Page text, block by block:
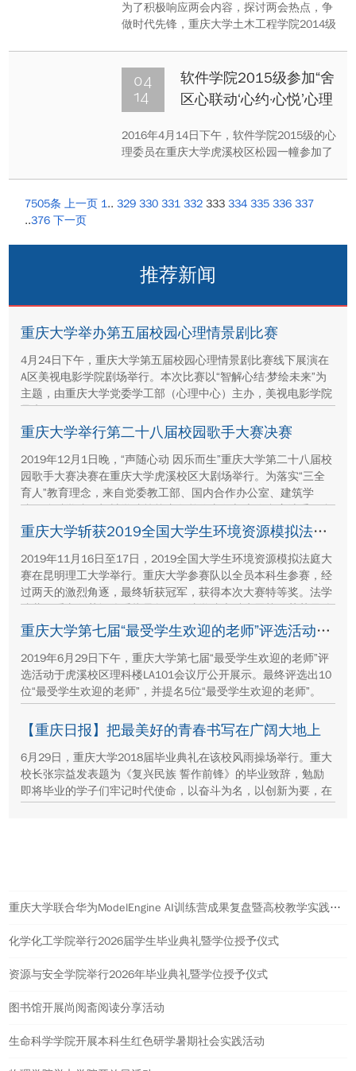
为了积极响应两会内容，探讨两会热点，争
做时代先锋，重庆大学土木工程学院2014级
习，再总结研讨的方式，在加深了成员对两
会的了解的同时也增进了互相的感情。最终
大家都收获颇丰。
04
14
软件学院2015级参加“舍
区心联动‘心约·心悦’心理
2016年4月14日下午，软件学院2015级的心
理委员在重庆大学虎溪校区松园一幢参加了
好地与老师们合作，更好地为同学们排忧解
7505条 上一页 1..329 330 331 332 333 334 335 336 337
..376 下一页
推荐新闻
重庆大学举办第五届校园心理情景剧比赛
4月24日下午，重庆大学第五届校园心理情景剧比赛线下展演在
A区美视电影学院剧场举行。本次比赛以“智解心结·梦绘未来”为
主题，由重庆大学党委学工部（心理中心）主办，美视电影学院
承办。
重庆大学举行第二十八届校园歌手大赛决赛
2019年12月1日晚，“声随心动 因乐而生”重庆大学第二十八届校
园歌手大赛决赛在重庆大学虎溪校区大剧场举行。为落实“三全
育人”教育理念，来自党委教工部、国内合作办公室、建筑学
院、管科学院、机械学院等校内各单位老师与十位参赛选手同台
演绎，现场观看师生达1300余人。
重庆大学斩获2019全国大学生环境资源模拟法庭大赛冠军
2019年11月16日至17日，2019全国大学生环境资源模拟法庭大
赛在昆明理工大学举行。重庆大学参赛队以全员本科生参赛，经
过两天的激烈角逐，最终斩获冠军，获得本次大赛特等奖。法学
院董正爱老师获评优秀指导教师，法学院本科生贡梓铭荣获最佳
辩手。
重庆大学第七届“最受学生欢迎的老师”评选活动落幕
2019年6月29日下午，重庆大学第七届“最受学生欢迎的老师”评
选活动于虎溪校区理科楼LA101会议厅公开展示。最终评选出10
位“最受学生欢迎的老师”，并提名5位“最受学生欢迎的老师”。
【重庆日报】把最美好的青春书写在广阔大地上
6月29日，重庆大学2018届毕业典礼在该校风雨操场举行。重大
校长张宗益发表题为《复兴民族 誓作前锋》的毕业致辞，勉励
即将毕业的学子们牢记时代使命，以奋斗为名，以创新为要，在
重庆大学联合华为ModelEngine AI训练营成果复盘暨高校教学实践计划启动会举行
化学化工学院举行2026届学生毕业典礼暨学位授予仪式
资源与安全学院举行2026年毕业典礼暨学位授予仪式
图书馆开展尚阅斋阅读分享活动
生命科学学院开展本科生红色研学暑期社会实践活动